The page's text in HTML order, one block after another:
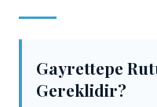
Gayrettepe
Gereklidir?